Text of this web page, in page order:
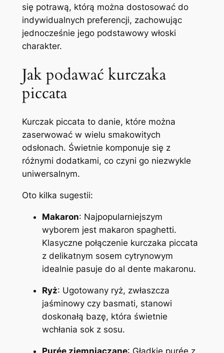
się potrawą, którą można dostosować do
indywidualnych preferencji, zachowując
jednocześnie jego podstawowy włoski
charakter.
Jak podawać kurczaka
piccata
Kurczak piccata to danie, które można
zaserwować w wielu smakowitych
odsłonach. Świetnie komponuje się z
różnymi dodatkami, co czyni go niezwykle
uniwersalnym.
Oto kilka sugestii:
Makaron: Najpopularniejszym
wyborem jest makaron spaghetti.
Klasyczne połączenie kurczaka piccata
z delikatnym sosem cytrynowym
idealnie pasuje do al dente makaronu.
Ryż: Ugotowany ryż, zwłaszcza
jaśminowy czy basmati, stanowi
doskonałą bazę, która świetnie
wchłania sok z sosu.
Purée ziemniaczane: Gładkie purée z